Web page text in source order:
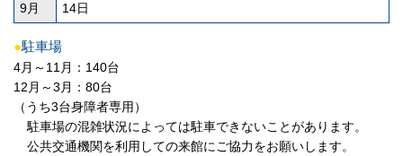
9月 14日
●駐車場
4月～11月：140台
12月～3月：80台
（うち3台身障者専用）
駐車場の混雑状況によっては駐車できないことがあります。
公共交通機関を利用しての来館にご協力をお願いします。